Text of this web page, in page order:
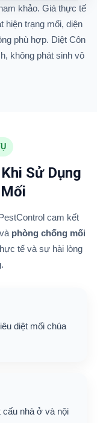
khảo. Giá thực tế
hiện trạng mối, diện
phù hợp. Diệt Côn
không phát sinh vô
Sử Dụng
cam kết
phòng chống mối
tế và sự hài lòng
diệt mối chúa
cấu nhà ở và nội